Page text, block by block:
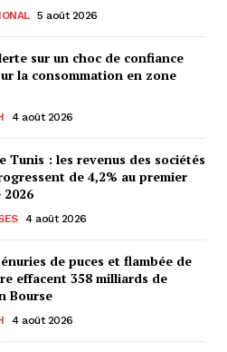
5 août 2026
sur un choc de confiance
la consommation en zone
4 août 2026
Tunis : les revenus des sociétés
de 4,2% au premier
2026
4 août 2026
de puces et flambée de
effacent 358 milliards de
Bourse
4 août 2026